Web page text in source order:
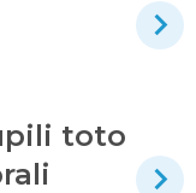
toto